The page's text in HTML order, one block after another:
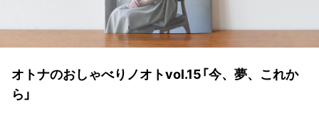
オトナのおしゃべりノオトvol.15「今、夢、これか
ら」